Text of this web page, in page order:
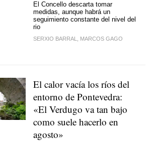
El Concello descarta tomar
medidas, aunque habrá un
seguimiento constante del nivel del
rio
SERXIO BARRAL, MARCOS GAGO
El calor vacía los ríos del
entorno de Pontevedra:
«El Verdugo va tan bajo
como suele hacerlo en
agosto»